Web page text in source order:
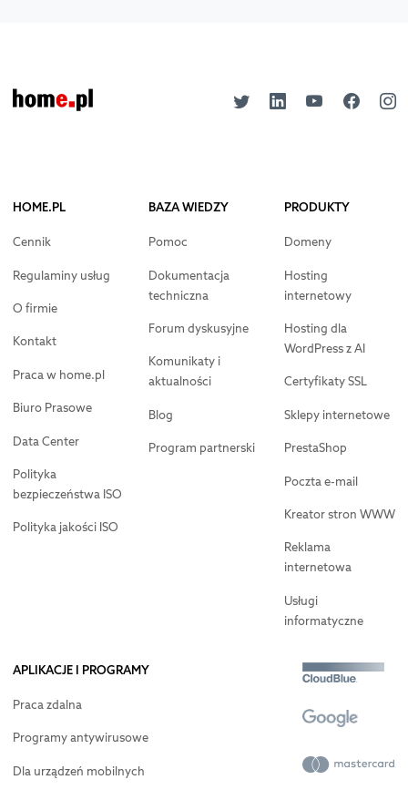
HOME.PL
Cennik
Regulaminy usług
O firmie
Kontakt
Praca w home.pl
Biuro Prasowe
Data Center
Polityka
bezpieczeństwa ISO
Polityka jakości ISO
BAZA WIEDZY
Pomoc
Dokumentacja
techniczna
Forum dyskusyjne
Komunikaty i
aktualności
Blog
Program partnerski
PRODUKTY
Domeny
Hosting
internetowy
Hosting dla
WordPress z AI
Certyfikaty SSL
Sklepy internetowe
PrestaShop
Poczta e-mail
Kreator stron WWW
Reklama
internetowa
Usługi
informatyczne
APLIKACJE I PROGRAMY
Praca zdalna
Programy antywirusowe
Dla urządzeń mobilnych